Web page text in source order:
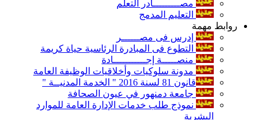
مصـــــــــادر التعلم
التعليم المدمج
روابط مهمة
إدرس فى مصــــــر
التطوع فى المبادرة الرئاسية حياة كريمة
منصـــــة إجـــــــــــادة
مدونة سلوكيات وأخلاقيات الوظيفة العامة
قانون 81 لسنة 2016 " الخدمة المدنيــة "
جامعة دمنهور في عيون الصحافة
نموذج طلب خدمات الإدارة العامة للموارد
البشرية